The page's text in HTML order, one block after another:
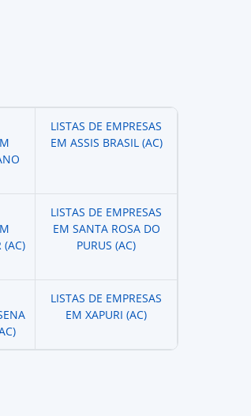
LISTAS DE EMPRESAS
EM ASSIS BRASIL (AC)
(AC)
LISTAS DE EMPRESAS
EM SANTA ROSA DO
PURUS (AC)
LISTAS DE EMPRESAS
EM XAPURI (AC)